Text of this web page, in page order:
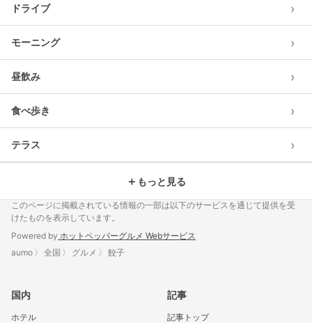
ドライブ ›
モーニング ›
昼飲み ›
食べ歩き ›
テラス ›
＋ もっと見る
このページに掲載されている情報の一部は以下のサービスを通じて提供を受
けたものを表示しています。
Powered by ホットペッパーグルメ Webサービス
aumo
全国 グルメ 餃子
国内
ホテル
記事
記事トップ